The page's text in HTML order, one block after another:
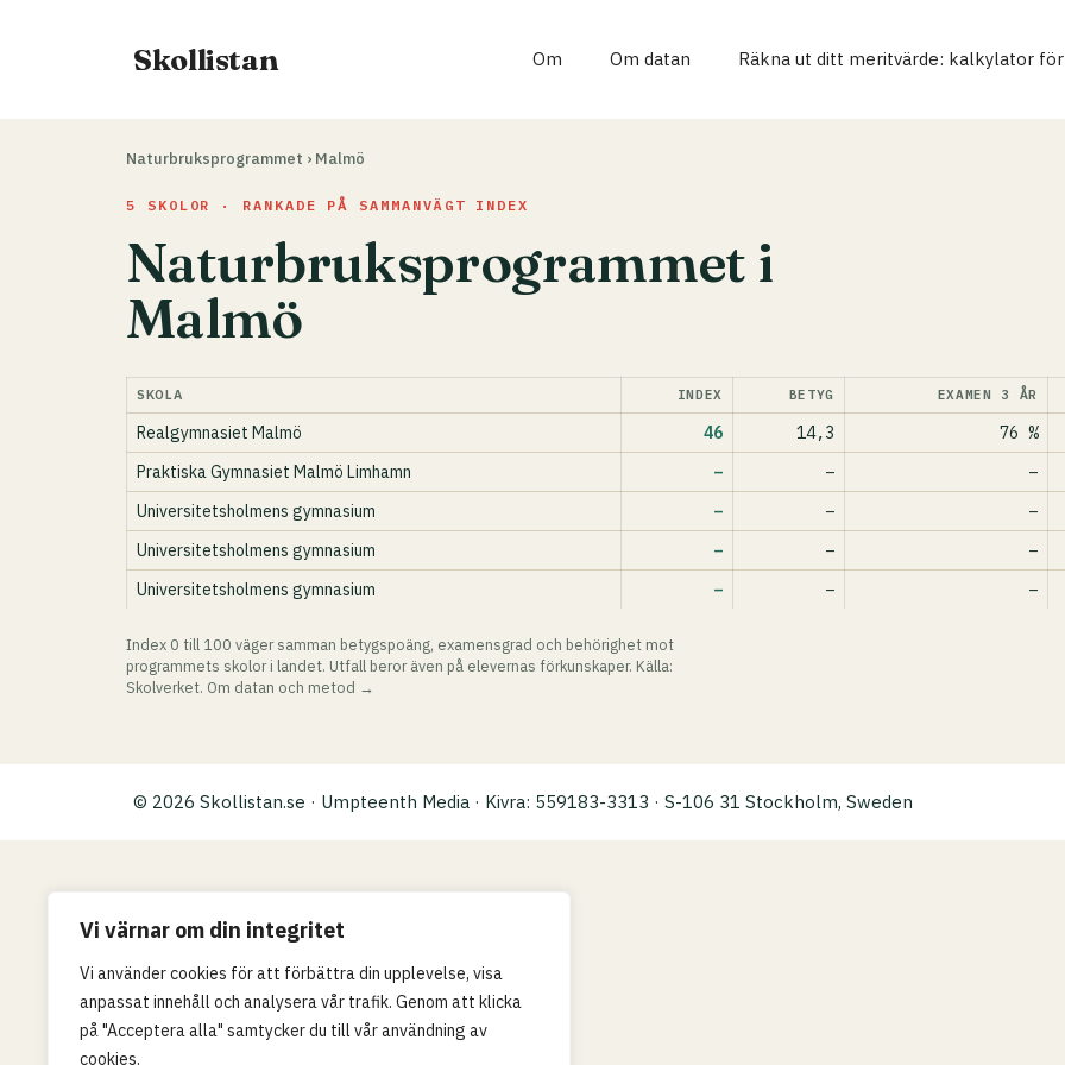
Vi värnar om din integritet
Vi använder cookies för att förbättra din upplevelse, visa
anpassat innehåll och analysera vår trafik. Genom att klicka
på "Acceptera alla" samtycker du till vår användning av
cookies.
Skollistan Om Om datan Räkna ut ditt meritvärde: kalkylator
Naturbruksprogrammet › Malmö
5 SKOLOR · RANKADE PÅ SAMMANVÄGT INDEX
Naturbruksprogrammet i
Malmö
SKOLA INDEX BETYG EXAMEN 3 ÅR
Realgymnasiet Malmö 46 14,3 76 %
Praktiska Gymnasiet Malmö Limhamn
– – –
Universitetsholmens gymnasium
– – –
Universitetsholmens gymnasium
– – –
Universitetsholmens gymnasium
– – –
Index 0 till 100 väger samman betygspoäng, examensgrad och behörighet mot
programmets skolor i landet. Utfall beror även på elevernas förkunskaper. Källa:
Skolverket. Om datan och metod →
© 2026 Skollistan.se · Umpteenth Media · Kivra: 559183-3313 · S-106 31 Stockholm, Sweden